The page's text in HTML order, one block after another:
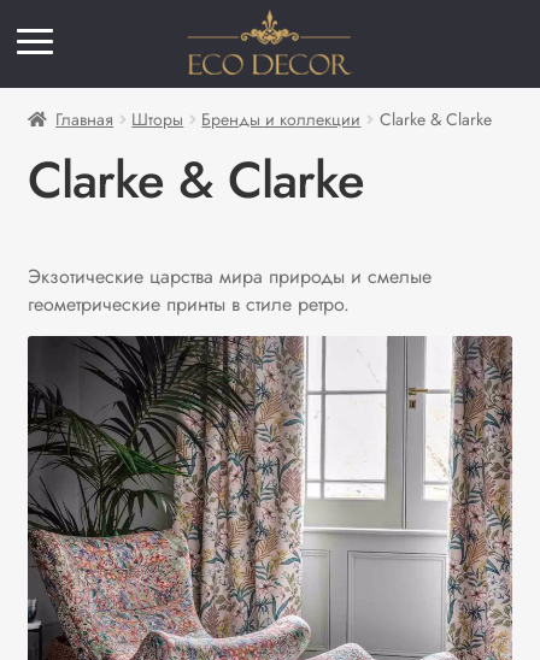
Главная Шторы Бренды и коллекции Clarke & Clarke
Clarke & Clarke
Экзотические царства мира природы и смелые
геометрические принты в стиле ретро.